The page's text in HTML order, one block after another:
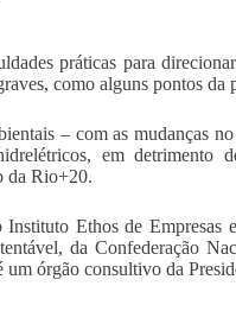
práticas para
como alguns pontos da
– com as mudanças
em detrimento
da Rio+20.
Ethos de Empresas
da Confederação
órgão consultivo da